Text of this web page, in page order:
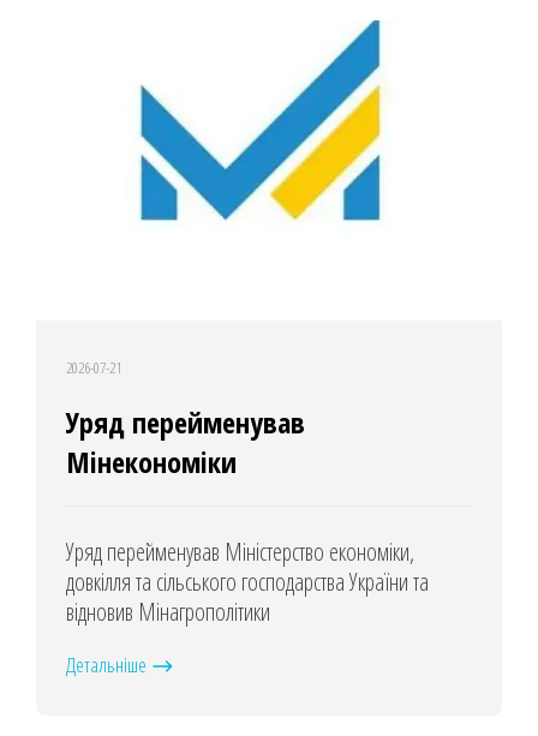
2026-07-21
Уряд перейменував
Мінекономіки
Уряд перейменував Міністерство економіки,
довкілля та сільського господарства України та
відновив Мінагрополітики
Детальніше